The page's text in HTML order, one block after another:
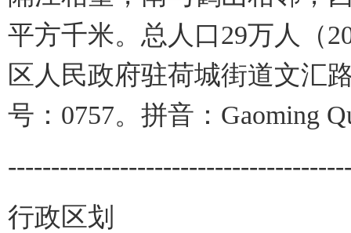
平方千米。总人口29万人（
区人民政府驻荷城街道文汇
号：0757。拼音：Gaoming
行政区划